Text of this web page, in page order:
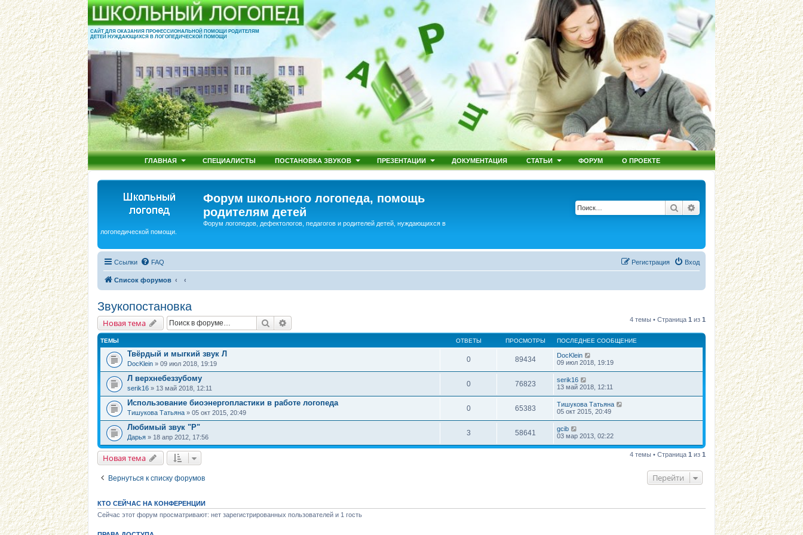
САЙТ ДЛЯ ОКАЗАНИЯ ПРОФЕССИОНАЛЬНОЙ ПОМОЩИ РОДИТЕЛЯМ
ДЕТЕЙ НУЖДАЮЩИХСЯ В ЛОГОПЕДИЧЕСКОЙ ПОМОЩИ
ГЛАВНАЯ СПЕЦИАЛИСТЫ ПОСТАНОВКА ЗВУКОВ ПРЕЗЕНТАЦИИ ДОКУМЕНТАЦИЯ СТАТЬИ ФОРУМ О ПРОЕКТЕ
Форум школьного логопеда, помощь
родителям детей
Форум логопедов, дефектологов, педагогов и родителей детей, нуждающихся в
логопедической помощи.
Поиск Расширенный поиск
Ссылки FAQ Вход
Регистрация
Список форумов
Звукопостановка
Новая тема Поиск 4 темы • Страница 1 из 1
ТЕМЫ ОТВЕТЫ ПРОСМОТРЫ ПОСЛЕДНЕЕ СООБЩЕНИЕ
Твёрдый и мыгкий звук Л
DocKlein » 09 июл 2018, 19:19
0 89434
DocKlein
09 июл 2018, 19:19
Л верхнебеззубому
serik16 » 13 май 2018, 12:11
0 76823
serik16
13 май 2018, 12:11
Использование биоэнергопластики в работе логопеда
Тишукова Татьяна » 05 окт 2015, 20:49
0 65383
Тишукова Татьяна
05 окт 2015, 20:49
Любимый звук "Р"
Дарья » 18 апр 2012, 17:56
3 58641
gcib
03 мар 2013, 02:22
Новая тема 4 темы • Страница 1 из 1
Вернуться к списку форумов Перейти
КТО СЕЙЧАС НА КОНФЕРЕНЦИИ
Сейчас этот форум просматривают: нет зарегистрированных пользователей и 1 гость